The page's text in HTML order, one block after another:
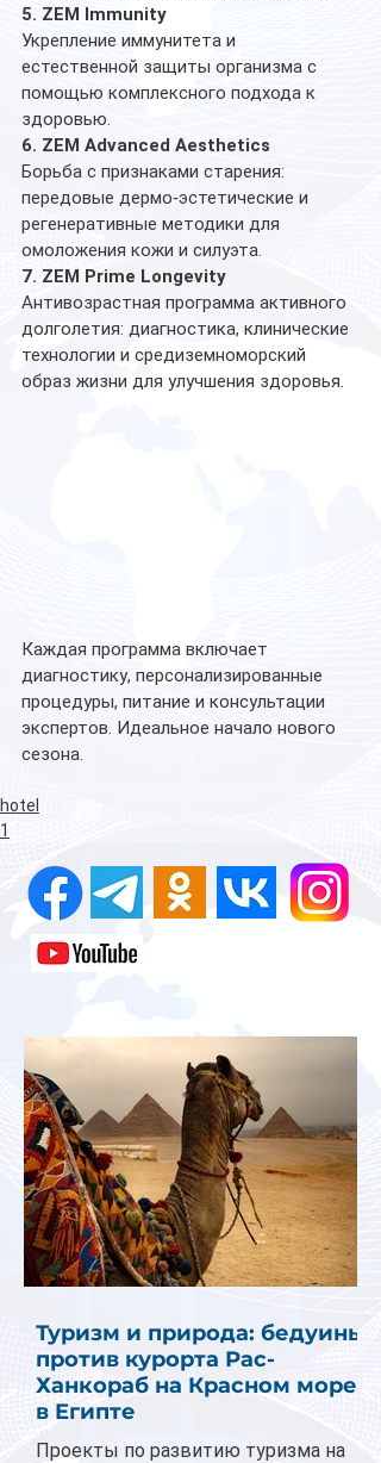
5. ZEM Immunity
Укрепление иммунитета и
естественной защиты организма с
помощью комплексного подхода к
здоровью.
6. ZEM Advanced Aesthetics
Борьба с признаками старения:
передовые дермо‑эстетические и
регенеративные методики для
омоложения кожи и силуэта.
7. ZEM Prime Longevity
Антивозрастная программа активного
долголетия: диагностика, клинические
технологии и средиземноморский
образ жизни для улучшения здоровья.
Каждая программа включает
диагностику, персонализированные
процедуры, питание и консультации
экспертов. Идеальное начало нового
сезона.
hotel
1
Туризм и природа: бедуины
против курорта Рас-
Ханкораб на Красном море
в Египте
Проекты по развитию туризма на